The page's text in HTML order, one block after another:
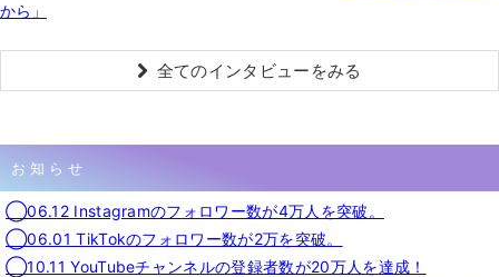
から」
全てのインタビューをみる
お知らせ
◯06.12 Instagramのフォロワー数が4万人を突破。
◯06.01 TikTokのフォロワー数が2万を突破。
◯10.11 YouTubeチャンネルの登録者数が20万人を達成！